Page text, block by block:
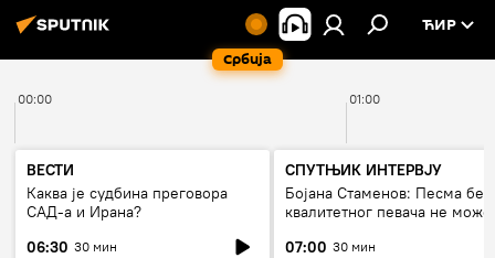
Србија
ЋИР
00:00 01:00
ВЕСТИ
Каква је судбина преговора
САД-а и Ирана?
06:30 30 мин
СПУТЊИК ИНТЕРВЈУ
Бојана Стаменов: Песма без
квалитетног певача не може
07:00 30 мин